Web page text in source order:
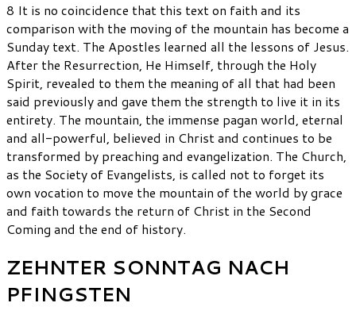
8 It is no coincidence that this text on faith and its
comparison with the moving of the mountain has become a
Sunday text. The Apostles learned all the lessons of Jesus.
After the Resurrection, He Himself, through the Holy
Spirit, revealed to them the meaning of all that had been
said previously and gave them the strength to live it in its
entirety. The mountain, the immense pagan world, eternal
and all-powerful, believed in Christ and continues to be
transformed by preaching and evangelization. The Church,
as the Society of Evangelists, is called not to forget its
own vocation to move the mountain of the world by grace
and faith towards the return of Christ in the Second
Coming and the end of history.
ZEHNTER SONNTAG NACH
PFINGSTEN